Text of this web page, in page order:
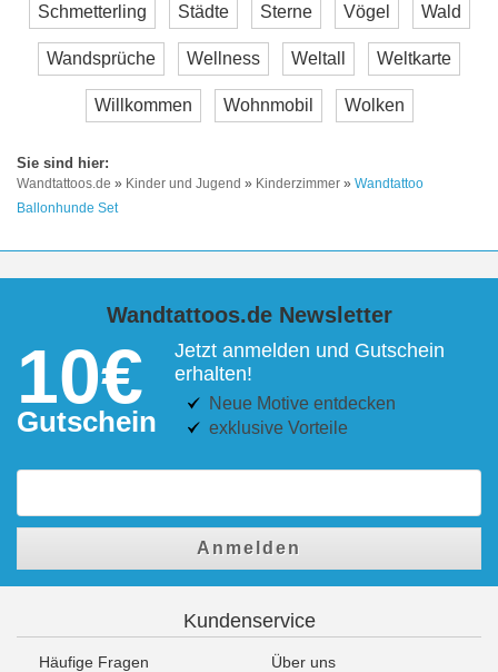
Schmetterling Städte Sterne Vögel Wald
Wandsprüche Wellness Weltall Weltkarte
Willkommen Wohnmobil Wolken
Wandtattoos.de » Kinder und Jugend » Kinderzimmer » Wandtattoo
Ballonhunde Set
Wandtattoos.de Newsletter
10€
Gutschein
Jetzt anmelden und Gutschein
erhalten!
Neue Motive entdecken
exklusive Vorteile
Anmelden
Kundenservice
Häufige Fragen
Über uns